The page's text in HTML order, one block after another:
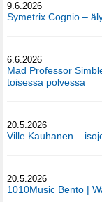
9.6.2026
Symetrix Cognio –
6.6.2026
Mad Professor
toisessa polvessa
20.5.2026
Ville Kauhanen –
20.5.2026
1010Music Bento |